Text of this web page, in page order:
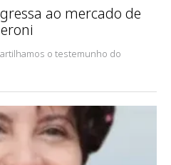
ao mercado de
o testemunho do